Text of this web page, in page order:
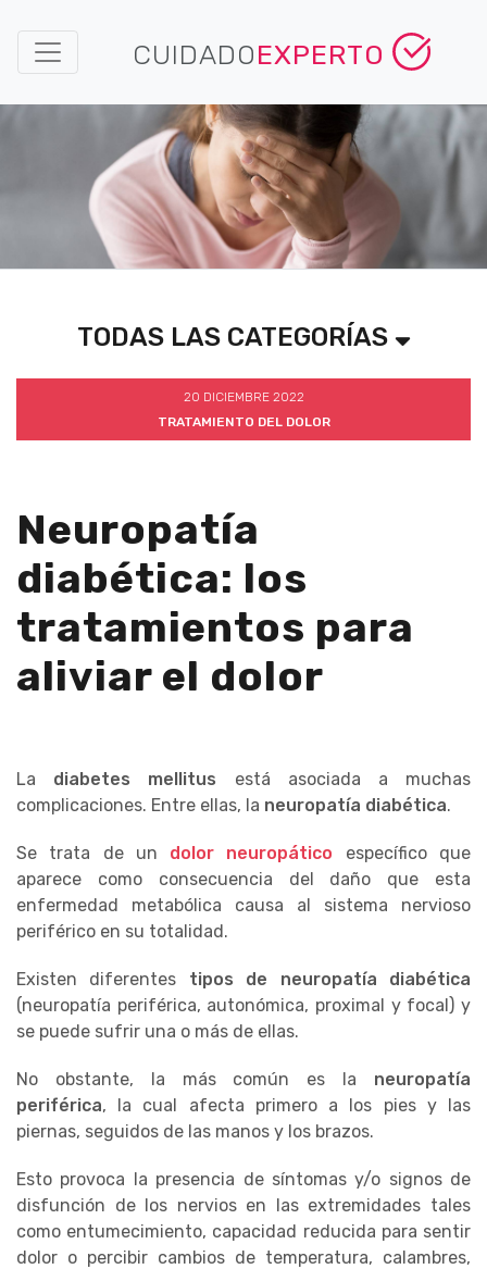
CUIDADOEXPERTO
TODAS LAS CATEGORÍAS
20 DICIEMBRE 2022
TRATAMIENTO DEL DOLOR
Neuropatía
diabética: los
tratamientos para
aliviar el dolor
La diabetes mellitus está asociada a muchas
complicaciones. Entre ellas, la neuropatía diabética.
Se trata de un dolor neuropático específico que
aparece como consecuencia del daño que esta
enfermedad metabólica causa al sistema nervioso
periférico en su totalidad.
Existen diferentes tipos de neuropatía diabética
(neuropatía periférica, autonómica, proximal y focal) y
se puede sufrir una o más de ellas.
No obstante, la más común es la neuropatía
periférica, la cual afecta primero a los pies y las
piernas, seguidos de las manos y los brazos.
Esto provoca la presencia de síntomas y/o signos de
disfunción de los nervios en las extremidades tales
como entumecimiento, capacidad reducida para sentir
dolor o percibir cambios de temperatura, calambres,